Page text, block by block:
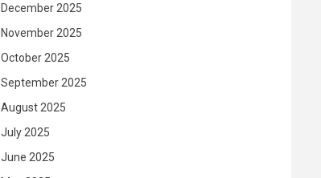
December 2025
November 2025
October 2025
September 2025
August 2025
July 2025
June 2025